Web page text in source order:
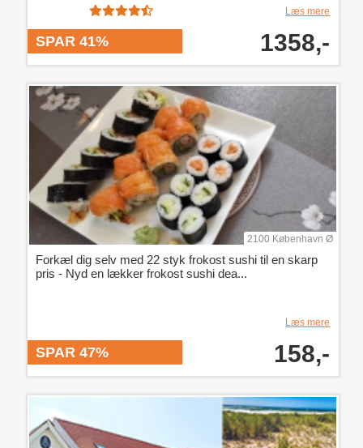
Læs mere
SPAR 41% 1358,-
2100 København Ø
Forkæl dig selv med 22 styk frokost sushi til en skarp
pris - Nyd en lækker frokost sushi dea...
Læs mere
SPAR 47% 158,-